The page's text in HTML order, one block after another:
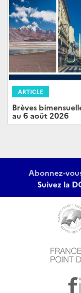
ARTICLE
Brèves
au 6 août 2026
Abonnez-
Suivez la